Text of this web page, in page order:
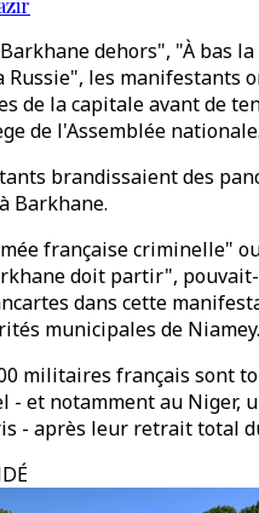
dehors", "À bas
Russie", les manifestants
de la capitale avant de
de l'Assemblée nationale.
brandissaient des
Barkhane.
française criminelle"
doit partir",
dans cette
municipales de Niamey.
militaires français sont
- et notamment au Niger,
- après leur retrait total